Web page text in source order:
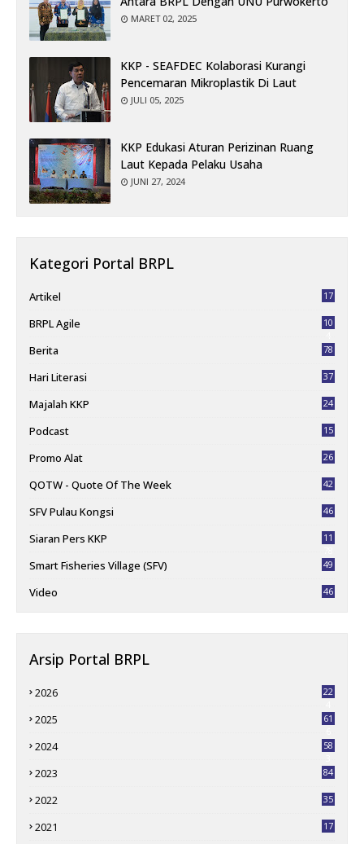
MARET 02, 2025
KKP - SEAFDEC Kolaborasi Kurangi
Pencemaran Mikroplastik Di Laut
JULI 05, 2025
KKP Edukasi Aturan Perizinan Ruang
Laut Kepada Pelaku Usaha
JUNI 27, 2024
Kategori Portal BRPL
Artikel 17
BRPL Agile
10
Berita 78
Hari Literasi 37
Majalah KKP 24
Podcast 15
Promo Alat 26
QOTW - Quote Of The Week 42
SFV Pulau Kongsi 46
Siaran Pers KKP
11
Smart Fisheries Village (SFV) 49
Video 46
Arsip Portal BRPL
2026
22
2025
61
2024
58
2023 84
2022 35
2021 17